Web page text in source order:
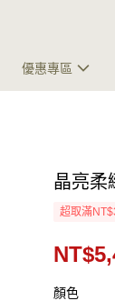
優惠專區
晶亮柔
超取滿
顏色